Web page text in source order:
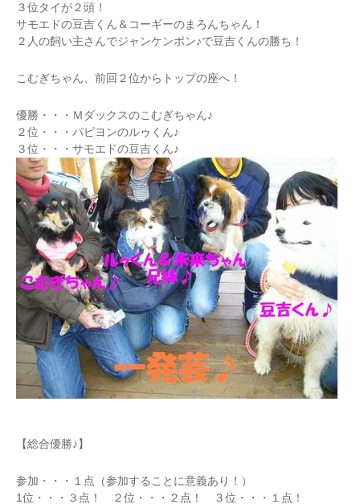
３位タイが２頭！
サモエドの豆吉くん＆コーギーのまろんちゃん！
２人の飼い主さんでジャンケンポン♪で豆吉くんの勝ち！
こむぎちゃん、前回２位からトップの座へ！
優勝・・・Ｍダックスのこむぎちゃん♪
２位・・・パピヨンのルゥくん♪
３位・・・サモエドの豆吉くん♪
【総合優勝♪】
参加・・・１点（参加することに意義あり！）
1位・・・３点！ ２位・・・２点！ ３位・・・１点！